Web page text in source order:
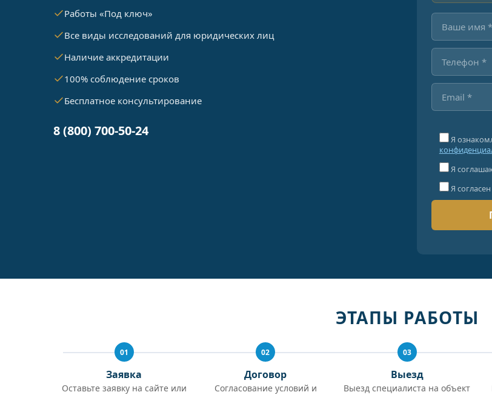
Работы «Под ключ»
Все виды исследований для юридических лиц
Наличие аккредитации
100% соблюдение сроков
Бесплатное консультирование
8 (800) 700-50-24
Я
Я
Я
ЭТАПЫ РАБОТЫ
01
Заявка
Оставьте заявку на сайте или
02
Договор
Согласование условий и
03
Выезд
Выезд специалиста на объект